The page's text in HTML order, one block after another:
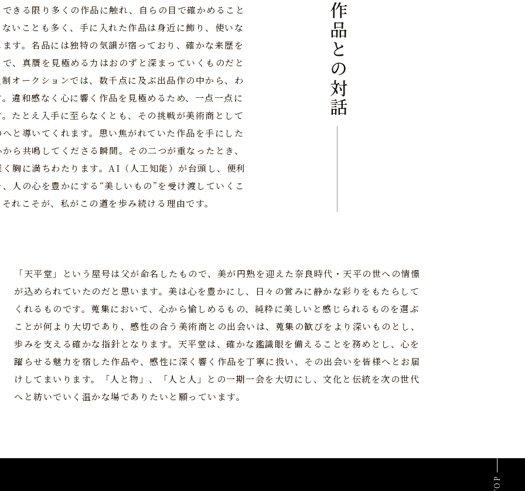
作品との対話
きる限り多くの作品に触れ、自らの目で確かめること
いことも多く、手に入れた作品は身近に飾り、使いな
す。名品には独特の気韻が宿っており、確かな来歴を
、真贋を見極める力はおのずと深まっていくものだと
オークションでは、数千点に及ぶ出品作の中から、わ
違和感なく心に響く作品を見極めるため、一点一点に
たとえ入手に至らなくとも、その挑戦が美術商として
と導いてくれます。思い焦がれていた作品を手にした
ら共鳴してくださる瞬間。その二つが重なったとき、
胸に満ちわたります。AI（人工知能）が台頭し、便利
人の心を豊かにする“美しいもの”を受け渡していくこ
れこそが、私がこの道を歩み続ける理由です。
「天平堂」という屋号は父が命名したもので、美が円熟を迎えた奈良時代・天平の世への情憬
が込められていたのだと思います。美は心を豊かにし、日々の営みに静かな彩りをもたらして
くれるものです。蒐集において、心から愉しめるもの、純粋に美しいと感じられるものを選ぶ
ことが何より大切であり、感性の合う美術商との出会いは、蒐集の歓びをより深いものとし、
歩みを支える確かな指針となります。天平堂は、確かな鑑識眼を備えることを務めとし、心を
躍らせる魅力を宿した作品や、感性に深く響く作品を丁寧に扱い、その出会いを皆様へとお届
けしてまいります。「人と物」、「人と人」との一期一会を大切にし、文化と伝統を次の世代
へと紡いでいく温かな場でありたいと願っています。
TOP